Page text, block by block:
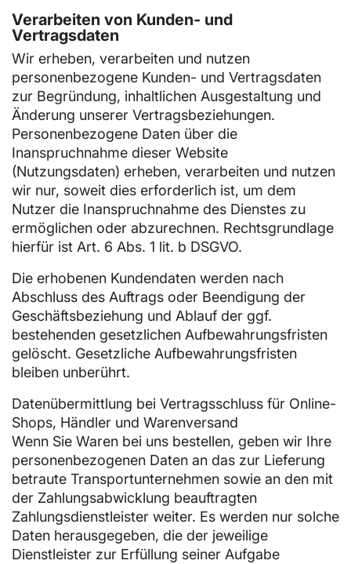
Verarbeiten von Kunden- und
Vertragsdaten
Wir erheben, verarbeiten und nutzen
personenbezogene Kunden- und Vertragsdaten
zur Begründung, inhaltlichen Ausgestaltung und
Änderung unserer Vertragsbeziehungen.
Personenbezogene Daten über die
Inanspruchnahme dieser Website
(Nutzungsdaten) erheben, verarbeiten und nutzen
wir nur, soweit dies erforderlich ist, um dem
Nutzer die Inanspruchnahme des Dienstes zu
ermöglichen oder abzurechnen. Rechtsgrundlage
hierfür ist Art. 6 Abs. 1 lit. b DSGVO.
Die erhobenen Kundendaten werden nach
Abschluss des Auftrags oder Beendigung der
Geschäftsbeziehung und Ablauf der ggf.
bestehenden gesetzlichen Aufbewahrungsfristen
gelöscht. Gesetzliche Aufbewahrungsfristen
bleiben unberührt.
Datenübermittlung bei Vertragsschluss für Online-
Shops, Händler und Warenversand
Wenn Sie Waren bei uns bestellen, geben wir Ihre
personenbezogenen Daten an das zur Lieferung
betraute Transportunternehmen sowie an den mit
der Zahlungsabwicklung beauftragten
Zahlungsdienstleister weiter. Es werden nur solche
Daten herausgegeben, die der jeweilige
Dienstleister zur Erfüllung seiner Aufgabe